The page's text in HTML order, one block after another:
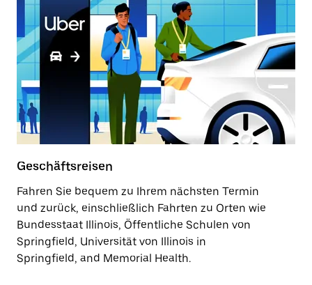
Geschäftsreisen
Fahren Sie bequem zu Ihrem nächsten Termin
und zurück, einschließlich Fahrten zu Orten wie
Bundesstaat Illinois, Öffentliche Schulen von
Springfield, Universität von Illinois in
Springfield, and Memorial Health.